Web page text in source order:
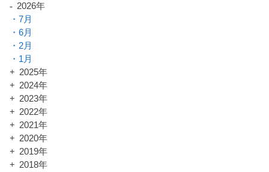
2026年
7月
6月
2月
1月
2025年
2024年
2023年
2022年
2021年
2020年
2019年
2018年